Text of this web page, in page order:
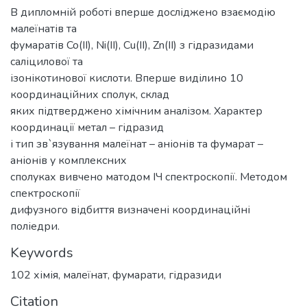
В дипломній роботі вперше досліджено взаємодію
малеїнатів та
фумаратів Co(II), Ni(II), Cu(II), Zn(II) з гідразидами
саліцилової та
ізонікотинової кислоти. Вперше виділино 10
координаційних сполук, склад
яких підтверджено хімічним аналізом. Характер
координації метал – гідразид
і тип зв`язування малеїнат – аніонів та фумарат –
аніонів у комплексних
сполуках вивчено матодом ІЧ спектроскопії. Методом
спектроскопії
дифузного відбиття визначені координаційні
поліедри.
Keywords
102 хімія, малеїнат, фумарати, гідразиди
Citation